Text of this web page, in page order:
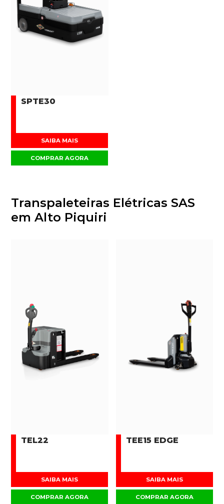
SPTE30
SAIBA MAIS
COMPRAR AGORA
Transpaleteiras Elétricas SAS
em Alto Piquiri
TEL22
SAIBA MAIS
COMPRAR AGORA
TEE15 EDGE
SAIBA MAIS
COMPRAR AGORA